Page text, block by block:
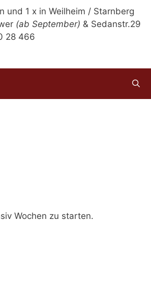
und 1 x in Weilheim / Starnberg
(ab September) & Sedanstr.29
28 466
Wochen zu starten.